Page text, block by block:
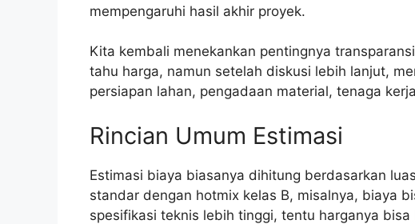
mempengaruhi hasil akhir proyek.
Kita kembali menekankan pentingnya
tahu harga, namun setelah diskusi lebih lanjut,
persiapan lahan, pengadaan material, tenaga
Rincian Umum Estimasi
Estimasi biaya biasanya dihitung berdasarkan
standar dengan hotmix kelas B, misalnya, biaya
spesifikasi teknis lebih tinggi, tentu harganya bisa